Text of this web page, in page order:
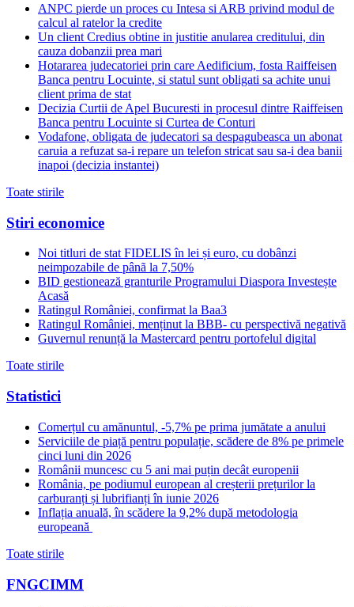
ANPC pierde un proces cu Intesa si ARB privind modul de
calcul al ratelor la credite
Un client Credius obtine in justitie anularea creditului, din
cauza dobanzii prea mari
Hotararea judecatoriei prin care Aedificium, fosta Raiffeisen
Banca pentru Locuinte, si statul sunt obligati sa achite unui
client prima de stat
Decizia Curtii de Apel Bucuresti in procesul dintre Raiffeisen
Banca pentru Locuinte si Curtea de Conturi
Vodafone, obligata de judecatori sa despagubeasca un abonat
caruia a refuzat sa-i repare un telefon stricat sau sa-i dea banii
inapoi (decizia instantei)
Toate stirile
Stiri economice
Noi titluri de stat FIDELIS în lei și euro, cu dobânzi
neimpozabile de pânã la 7,50%
BID gestionează granturile Programului Diaspora Investește
Acasă
Ratingul României, confirmat la Baa3
Ratingul României, menținut la BBB- cu perspectivă negativă
Guvernul renunță la Mastercard pentru portofelul digital
Toate stirile
Statistici
Comerțul cu amănuntul, -5,7% pe prima jumătate a anului
Serviciile de piață pentru populație, scădere de 8% pe primele
cinci luni din 2026
Românii muncesc cu 5 ani mai puțin decât europenii
România, pe podiumul european al creșterii prețurilor la
carburanți și lubrifianți în iunie 2026
Inflația anuală, în scădere la 9,2% după metodologia
europeană
Toate stirile
FNGCIMM